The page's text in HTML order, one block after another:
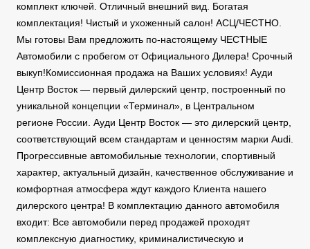
комплект ключей. Отличный внешний вид. Богатая
комплектация! Чистый и ухоженный салон! АСЦ/ЧЕСТНО.
Мы готовы Вам предложить по-настоящему ЧЕСТНЫЕ
Автомобили с пробегом от Официального Дилера! Срочный
выкуп!Комиссионная продажа на Ваших условиях! Ауди
Центр Восток — первый дилерский центр, построенный по
уникальной концепции «Терминал», в Центральном
регионе России. Ауди Центр Восток — это дилерский центр,
соответствующий всем стандартам и ценностям марки Audi.
Прогрессивные автомобильные технологии, спортивный
характер, актуальный дизайн, качественное обслуживание и
комфортная атмосфера ждут каждого Клиента нашего
дилерского центра! В комплектацию данного автомобиля
входит: Все автомобили перед продажей проходят
комплексную диагностику, криминалистическую и